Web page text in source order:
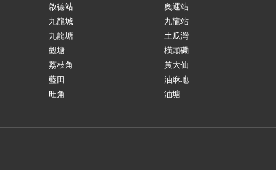
啟德站
九龍城
九龍塘
觀塘
荔枝角
藍田
旺角
奧運站
九龍站
土瓜灣
橫頭磡
黃大仙
油麻地
油塘